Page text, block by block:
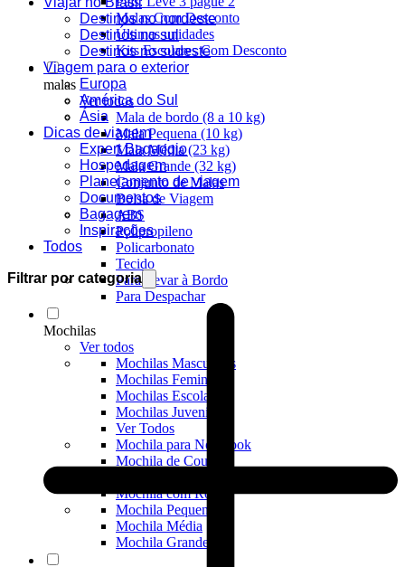
Malas Com Desconto
Últimas unidades
Kits Escolares Com Desconto
malas
Ver todos
Mala de bordo (8 a 10 kg)
Mala Pequena (10 kg)
Mala Média (23 kg)
Mala Grande (32 kg)
Conjunto de Malas
Bolsa de Viagem
ABS
Polipropileno
Policarbonato
Tecido
Para Levar à Bordo
Para Despachar
Mochilas
Ver todos
Mochilas Masculinas
Mochilas Femininas
Mochilas Escolares
Mochilas Juvenis
Ver Todos
Mochila para Notebook
Mochila de Couro
Mochila com Rodas
Mochila Pequena
Mochila Média
Mochila Grande
Destinos no nordeste
Destinos no sul
Destinos no sudeste
Viagem para o exterior
Europa
América do Sul
Ásia
Dicas de viagem
Expert Bagaggio
Hospedagem
Planejamento de viagem
Documentos
Bagagem
Inspirações
Todos
Filtrar por categoria